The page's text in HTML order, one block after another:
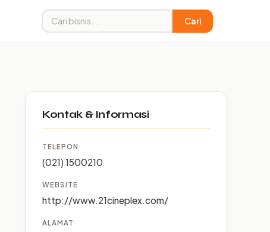
Cari
Kontak & Informasi
TELEPON
(021) 1500210
WEBSITE
http://www.21cineplex.com/
ALAMAT